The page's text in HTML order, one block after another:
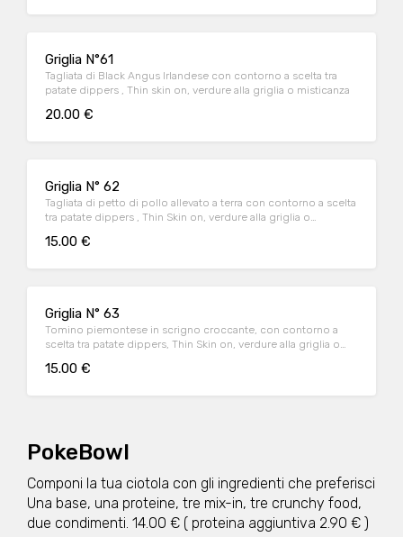
Griglia N°61
Tagliata di Black Angus Irlandese con contorno a scelta tra
patate dippers , Thin skin on, verdure alla griglia o misticanza
20.00 €
Griglia N° 62
Tagliata di petto di pollo allevato a terra con contorno a scelta
tra patate dippers , Thin Skin on, verdure alla griglia o
15.00 €
Griglia N° 63
Tomino piemontese in scrigno croccante, con contorno a
scelta tra patate dippers, Thin Skin on, verdure alla griglia o
15.00 €
PokeBowl
Componi la tua ciotola con gli ingredienti che preferisci
Una base, una proteine, tre mix-in, tre crunchy food,
due condimenti. 14.00 € ( proteina aggiuntiva 2.90 € )